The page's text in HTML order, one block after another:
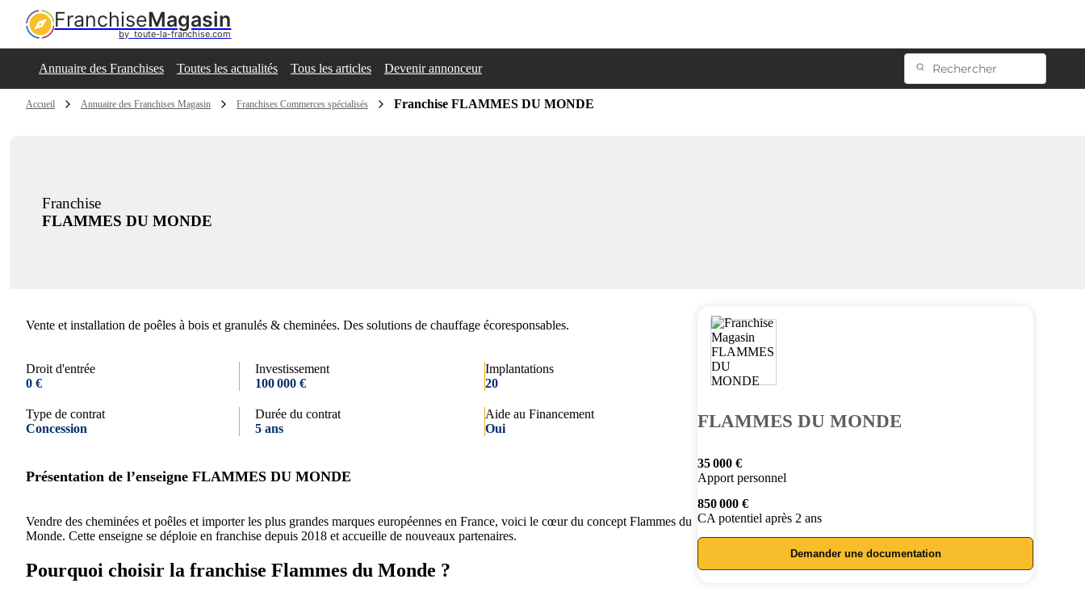
FranchiseMagasin
by  toute-la-franchise.com
Annuaire des Franchises Toutes les actualités Tous les articles Devenir annonceur
Accueil Annuaire des Franchises Magasin Franchises Commerces spécialisés Franchise FLAMMES DU MONDE
Franchise
FLAMMES DU MONDE
Vente et installation de poêles à bois et granulés & cheminées. Des solutions de chauffage écoresponsables.
Droit d'entrée
0 €
Investissement
100 000 €
Implantations
20
Type de contrat
Concession
Durée du contrat
5 ans
Aide au Financement
Oui
Présentation de l’enseigne FLAMMES DU MONDE
Vendre des cheminées et poêles et importer les plus grandes marques européennes en France, voici le cœur du concept Flammes du
Monde. Cette enseigne se déploie en franchise depuis 2018 et accueille de nouveaux partenaires.
Pourquoi choisir la franchise Flammes du Monde ?
FLAMMES DU MONDE
35 000 €
Apport personnel
850 000 €
CA potentiel après 2 ans
Demander une documentation